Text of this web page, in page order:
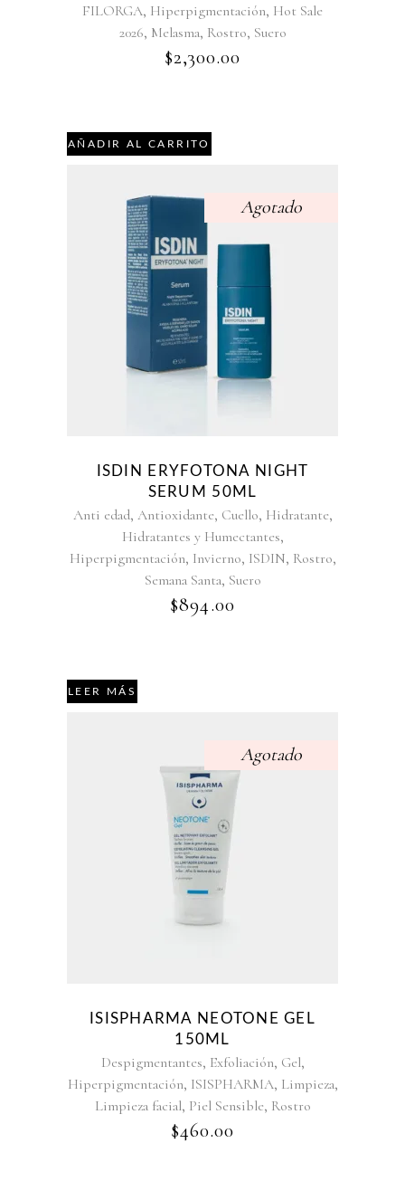
FILORGA, Hiperpigmentación, Hot Sale
2026, Melasma, Rostro, Suero
$2,300.00
AÑADIR AL CARRITO
Agotado
ISDIN ERYFOTONA NIGHT
SERUM 50ML
Anti edad, Antioxidante, Cuello, Hidratante,
Hidratantes y Humectantes,
Hiperpigmentación, Invierno, ISDIN, Rostro,
Semana Santa, Suero
$894.00
LEER MÁS
Agotado
ISISPHARMA NEOTONE GEL
150ML
Despigmentantes, Exfoliación, Gel,
Hiperpigmentación, ISISPHARMA, Limpieza,
Limpieza facial, Piel Sensible, Rostro
$460.00